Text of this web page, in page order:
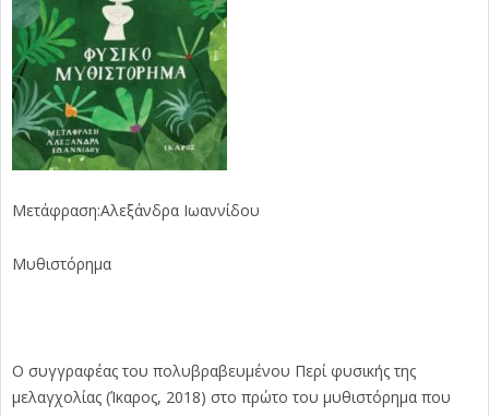
Μετάφραση:Αλεξάνδρα Ιωαννίδου
Μυθιστόρημα
Ο συγγραφέας του πολυβραβευμένου Περί φυσικής της
μελαγχολίας (Ίκαρος, 2018) στο πρώτο του μυθιστόρημα που